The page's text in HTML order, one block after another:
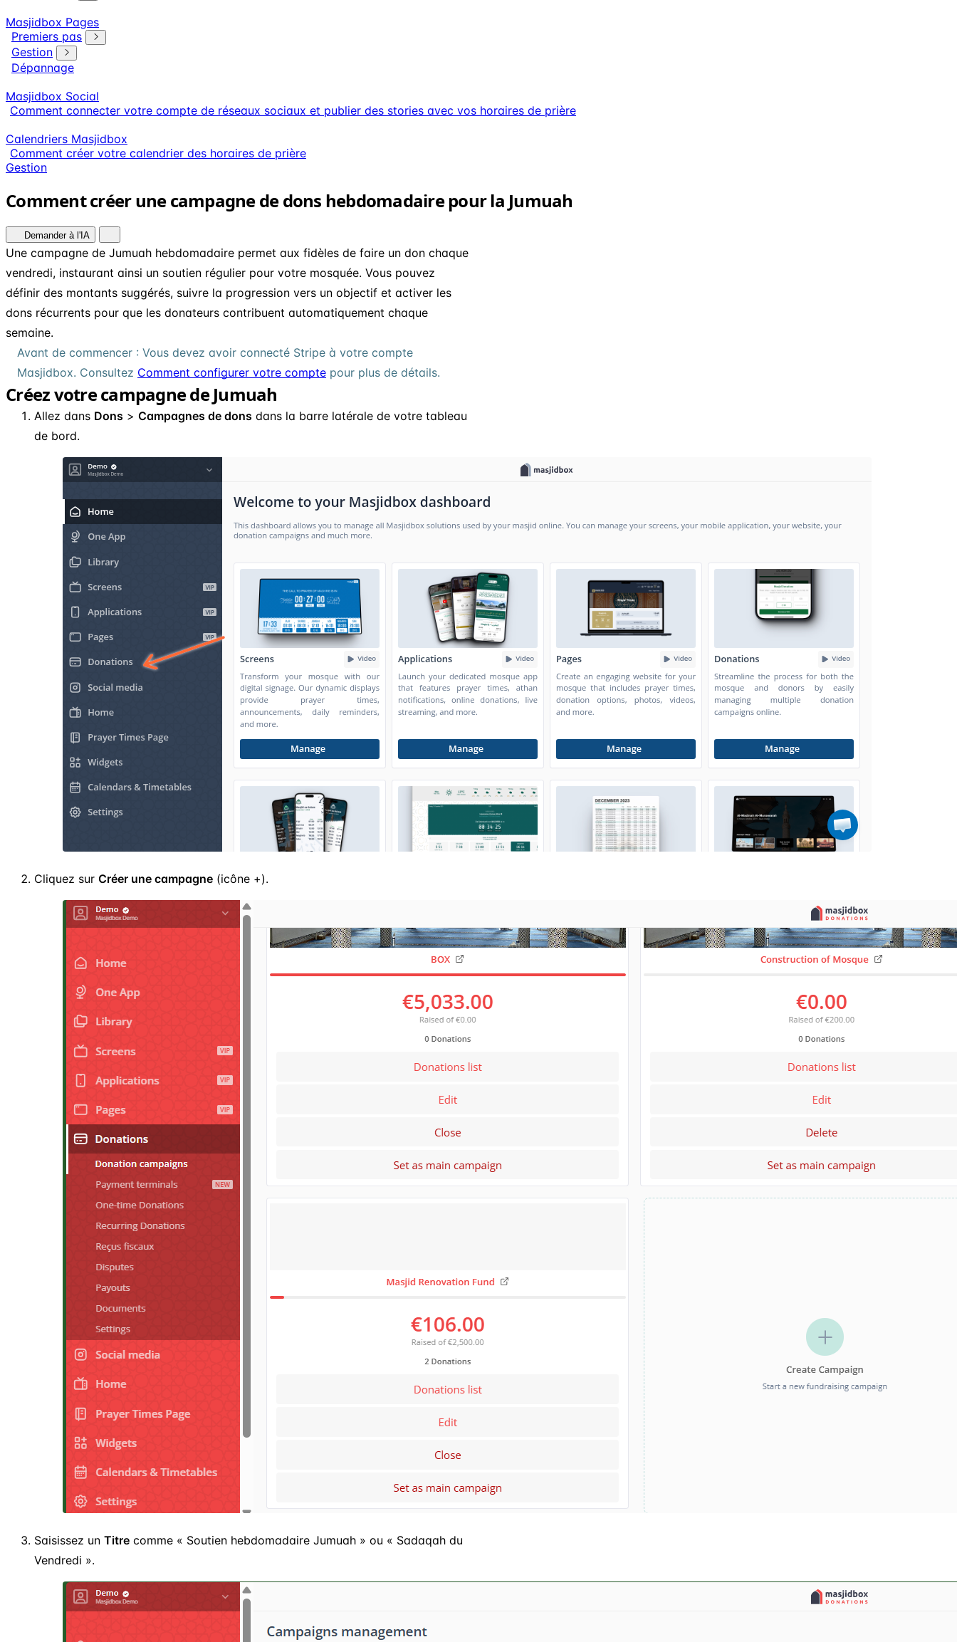
Masjidbox Pages
Premiers pas
Gestion
Dépannage
Masjidbox Social
Comment connecter votre compte de réseaux sociaux et publier des stories avec vos horaires de prière
Calendriers Masjidbox
Comment créer votre calendrier des horaires de prière
Gestion
Comment créer une campagne de dons hebdomadaire pour la Jumuah
Demander à l'IA
Une campagne de Jumuah hebdomadaire permet aux fidèles de faire un don chaque
vendredi, instaurant ainsi un soutien régulier pour votre mosquée. Vous pouvez
définir des montants suggérés, suivre la progression vers un objectif et activer les
dons récurrents pour que les donateurs contribuent automatiquement chaque
semaine.
Avant de commencer : Vous devez avoir connecté Stripe à votre compte
Masjidbox. Consultez Comment configurer votre compte pour plus de détails.
Créez votre campagne de Jumuah
Allez dans Dons > Campagnes de dons dans la barre latérale de votre tableau
de bord.
Cliquez sur Créer une campagne (icône +).
Saisissez un Titre comme « Soutien hebdomadaire Jumuah » ou « Sadaqah du
Vendredi ».